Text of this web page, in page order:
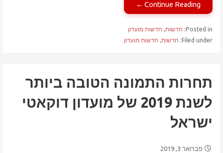
Continue Reading ←
Posted in: חדשות, חדשות מועדון
Filed under: חדשות, חדשות מועדון
תחרות התמונה הטובה ביותר
לשנת 2019 של מועדון דוקאטי
ישראל
פברואר 3, 2019